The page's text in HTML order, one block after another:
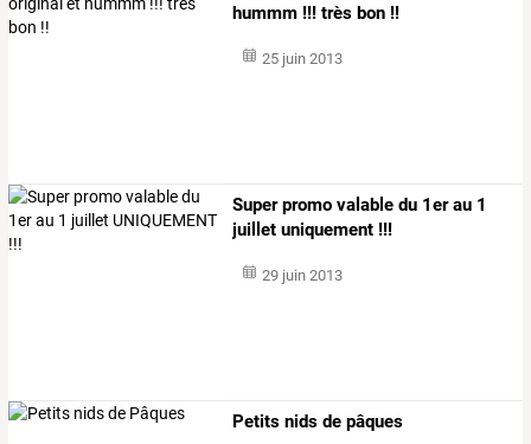
hummm !!! très bon !!
25 juin 2013
Super promo valable du 1er au 1
juillet uniquement !!!
29 juin 2013
Petits nids de pâques